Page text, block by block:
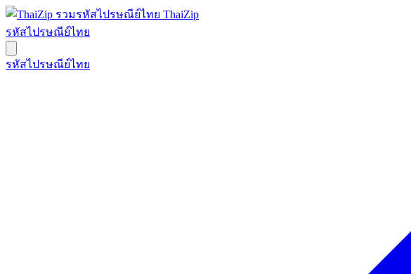
ThaiZip
รหัสไปรษณีย์ไทย
รหัสไปรษณีย์ไทย